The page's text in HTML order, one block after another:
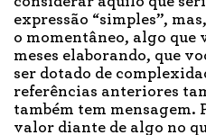
expressão “simples”,
o momentâneo, algo que
meses elaborando, que
ser dotado de
referências anteriores
também tem mensagem.
valor diante de algo no